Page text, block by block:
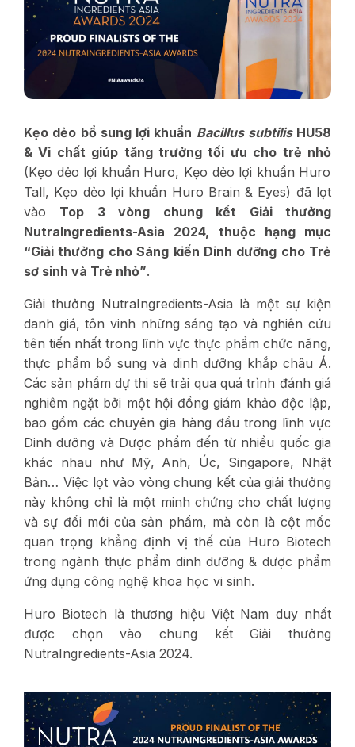
Kẹo dẻo bổ sung lợi khuẩn Bacillus subtilisHU58
& Vi chất giúp tăng trưởng tối ưu cho trẻ nhỏ
(Kẹo dẻo lợi khuẩn Huro, Kẹo dẻo lợi khuẩn Huro
Tall, Kẹo dẻo lợi khuẩn Huro Brain & Eyes) đã lọt
vào Top 3 vòng chung kết Giải thưởng
NutraIngredients-Asia 2024, thuộc hạng mục
“Giải thưởng cho Sáng kiến Dinh dưỡng cho Trẻ
sơ sinh và Trẻ nhỏ”.
Giải thưởng NutraIngredients-Asia là một sự kiện
danh giá, tôn vinh những sáng tạo và nghiên cứu
tiên tiến nhất trong lĩnh vực thực phẩm chức năng,
thực phẩm bổ sung và dinh dưỡng khắp châu Á.
Các sản phẩm dự thi sẽ trải qua quá trình đánh giá
nghiêm ngặt bởi một hội đồng giám khảo độc lập,
bao gồm các chuyên gia hàng đầu trong lĩnh vực
Dinh dưỡng và Dược phẩm đến từ nhiều quốc gia
khác nhau như Mỹ, Anh, Úc, Singapore, Nhật
Bản… Việc lọt vào vòng chung kết của giải thưởng
này không chỉ là một minh chứng cho chất lượng
và sự đổi mới của sản phẩm, mà còn là cột mốc
quan trọng khẳng định vị thế của Huro Biotech
trong ngành thực phẩm dinh dưỡng & dược phẩm
ứng dụng công nghệ khoa học vi sinh.
Huro Biotech là thương hiệu Việt Nam duy nhất
được chọn vào chung kết Giải thưởng
NutraIngredients-Asia 2024.